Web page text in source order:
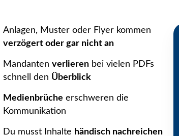
Anlagen, Muster oder Flyer kommen
verzögert oder gar nicht an
Mandanten verlieren bei vielen PDFs
schnell den Überblick
Medienbrüche erschweren die
Kommunikation
Du musst Inhalte händisch nachreichen